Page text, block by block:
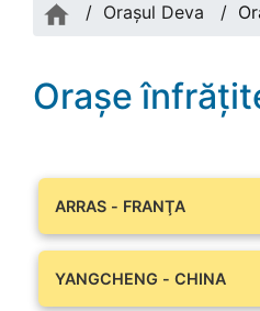
/ Orașul Deva /
Orașe
ARRAS - FRANŢA
YANGCHENG - CHINA